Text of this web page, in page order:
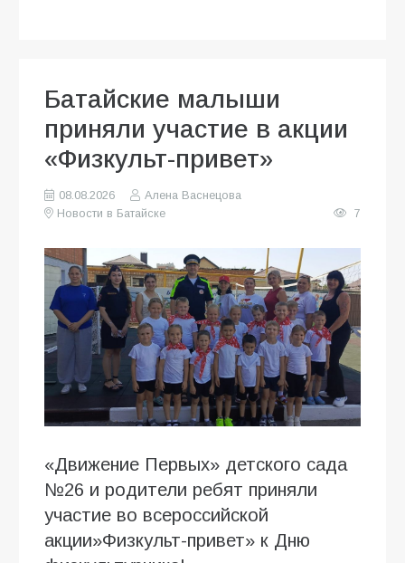
Батайские малыши
приняли участие в акции
«Физкульт-привет»
08.08.2026
Алена Васнецова
Новости в Батайске
7
«Движение Первых» детского сада
№26 и родители ребят приняли
участие во всероссийской
акции»Физкульт-привет» к Дню